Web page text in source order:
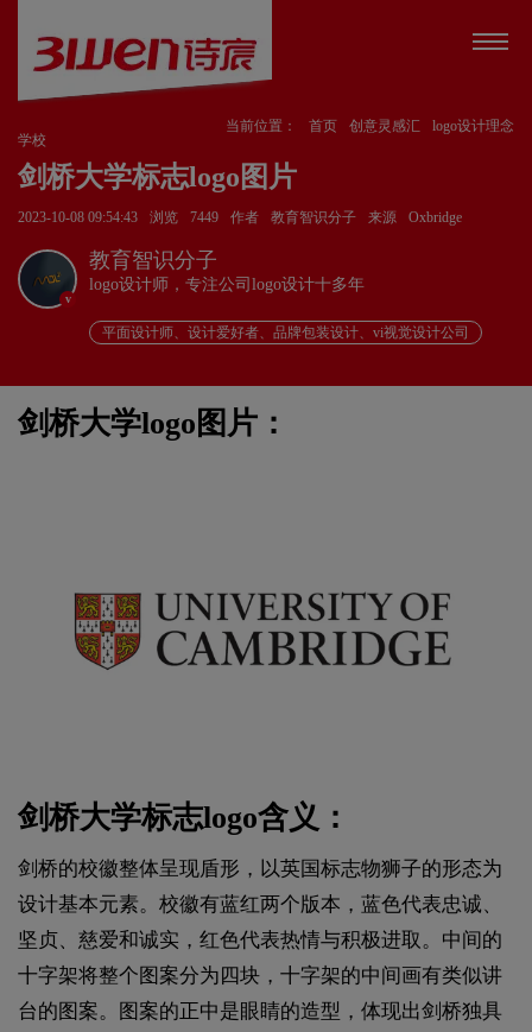
当前位置： 首页 创意灵感汇
logo设计理念
学校
剑桥大学标志logo图片
2023-10-08 09:54:43 浏览 7449 作者 教育智识分子 来源 Oxbridge
v
教育智识分子
logo设计师，专注公司logo设计十多年
平面设计师、设计爱好者、品牌包装设计、vi视觉设计公司
剑桥大学logo图片：
剑桥大学标志logo含义：
剑桥的校徽整体呈现盾形，以英国标志物狮子的形态为
设计基本元素。校徽有蓝红两个版本，蓝色代表忠诚、
坚贞、慈爱和诚实，红色代表热情与积极进取。中间的
十字架将整个图案分为四块，十字架的中间画有类似讲
台的图案。图案的正中是眼睛的造型，体现出剑桥独具